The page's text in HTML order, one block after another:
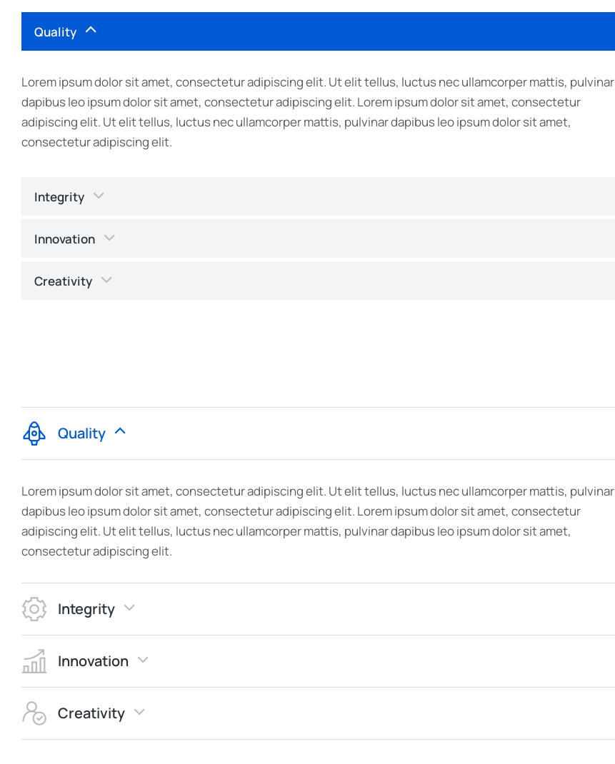
Quality
Lorem ipsum dolor sit amet, consectetur adipiscing elit. Ut elit tellus, luctus nec ullamcorper mattis, pulvinar
dapibus leo ipsum dolor sit amet, consectetur adipiscing elit. Lorem ipsum dolor sit amet, consectetur
adipiscing elit. Ut elit tellus, luctus nec ullamcorper mattis, pulvinar dapibus leo ipsum dolor sit amet,
consectetur adipiscing elit.
Integrity
Innovation
Creativity
Quality
Lorem ipsum dolor sit amet, consectetur adipiscing elit. Ut elit tellus, luctus nec ullamcorper mattis, pulvinar
dapibus leo ipsum dolor sit amet, consectetur adipiscing elit. Lorem ipsum dolor sit amet, consectetur
adipiscing elit. Ut elit tellus, luctus nec ullamcorper mattis, pulvinar dapibus leo ipsum dolor sit amet,
consectetur adipiscing elit.
Integrity
Innovation
Creativity